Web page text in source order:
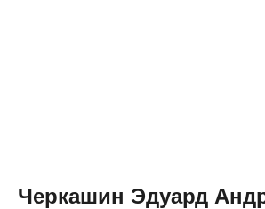
Черкашин Эдуард